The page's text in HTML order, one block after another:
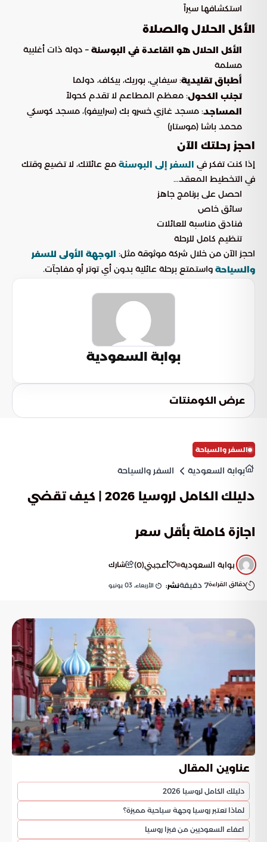
استكشافها سيراً
الأكل الحلال والصلاة
الأكل الحلال هو القاعدة في البوسنة – دولة ذات أغلبية
مسلمة
أطباق تقليدية: سيفابي، بوريك، بيكاف، دولما
تجنب الكحول: معظم المطاعم لا تقدم كحولاً
المساجد: مسجد غازي خسرو بك (سراييفو)، مسجد كوسكي
محمد باشا (موستار)
احجز رحلتك الآن
إذا كنت تفكر في السفر إلى البوسنة مع عائلتك، لا تضيع وقتك
في التخطيط المعقد…
احصل على برنامج جاهز
سائق خاص
فنادق مناسبة للعائلات
تنظيم كامل للرحلة
احجز الآن من خلال شركة موثوقة مثل: الوجهة الأولى للسفر
والسياحة واستمتع برحلة عائلية بدون أي توتر أو مفاجآت.
بوابة السعودية
عرض الكومنتات
السفر والسياحة
بوابة السعودية السفر والسياحة
دليلك الكامل لروسيا 2026 | كيف تقضي
اجازة كاملة بأقل سعر
بوابة السعودية أعجبني(
0
) شارك
دقائق القراءة7 دقيقةنشر: الأربعاء, 03 يونيو
عناوين المقال
دليلك الكامل لروسيا 2026
لماذا تعتبر روسيا وجهة سياحية مميزة؟
اعفاء السعوديين من فيزا روسيا